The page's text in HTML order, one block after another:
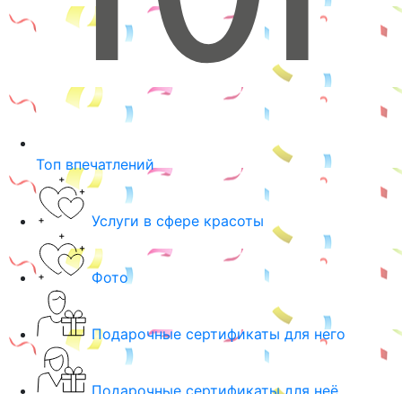
Топ впечатлений
Услуги в сфере красоты
Фото
Подарочные сертификаты для него
Подарочные сертификаты для неё